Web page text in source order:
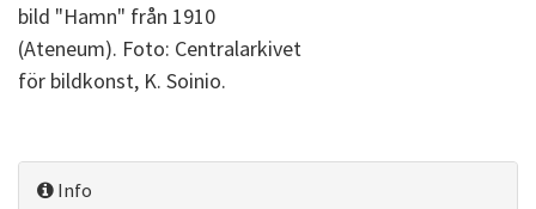
bild "Hamn" från 1910
(Ateneum). Foto: Centralarkivet
för bildkonst, K. Soinio.
Info